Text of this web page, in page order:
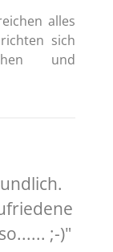
alles
sich
und
;-)"